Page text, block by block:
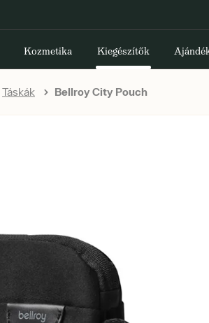
Kozmetika Kiegészítők
Táskák Bellroy City Pouch